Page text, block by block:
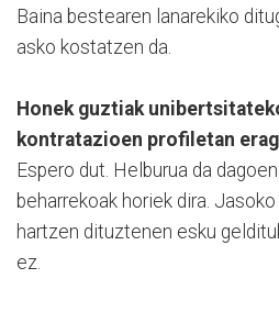
Baina bestearen lanarekiko
asko kostatzen da.
Honek guztiak
kontratazioen profiletan
Espero dut. Helburua da
beharrekoak horiek dira.
hartzen dituztenen esku
ez.